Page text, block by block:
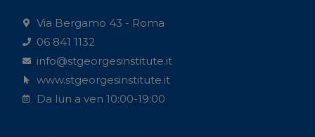
Via Bergamo 43 - Roma
06 841 1132
info@stgeorgesinstitute.it
www.stgeorgesinstitute.it
Da lun a ven 10:00-19:00